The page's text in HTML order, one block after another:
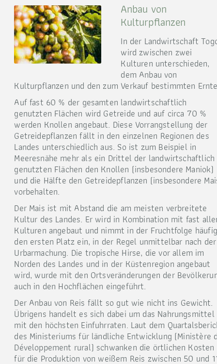
Anbau von
Kulturpflanzen
In der Landwirtschaft
wird zwischen zwei
Kulturen unterschieden,
dem Anbau von
Kulturpflanzen und den zum Verkauf bestimmten
Auf fast 60 % der gesamten landwirtschaftlich
genutzten Flächen wird Getreide und auf circa 70 %
werden Knollen angebaut. Diese Vorrangstellung der
Getreidepflanzen fällt in den einzelnen Regionen des
Landes unterschiedlich aus. So ist zum Beispiel in
Meeresnähe mehr als ein Drittel der landwirtschaftlich
genutzten Flächen den Knollen (insbesondere Maniok)
und die Hälfte den Getreidepflanzen (insbesondere
vorbehalten.
Der Mais ist mit Abstand die am meisten verbreitete
Kultur des Landes. Er wird in Kombination mit fast
Kulturen angebaut und nimmt in der Fruchtfolge häufig
den ersten Platz ein, in der Regel unmittelbar nach der
Urbarmachung. Die tropische Hirse, die vor allem im
Norden des Landes und in der Küstenregion angebaut
wird, wurde mit den Ortsveränderungen der
auch in den Hochflächen eingeführt.
Der Anbau von Reis fällt so gut wie nicht ins Gewicht.
Übrigens handelt es sich dabei um das Nahrungsmittel
mit den höchsten Einfuhrraten. Laut dem
des Ministeriums für ländliche Entwicklung (Ministère
Développement rural) schwanken die örtlichen Kosten
für die Produktion von weißem Reis zwischen 50 und